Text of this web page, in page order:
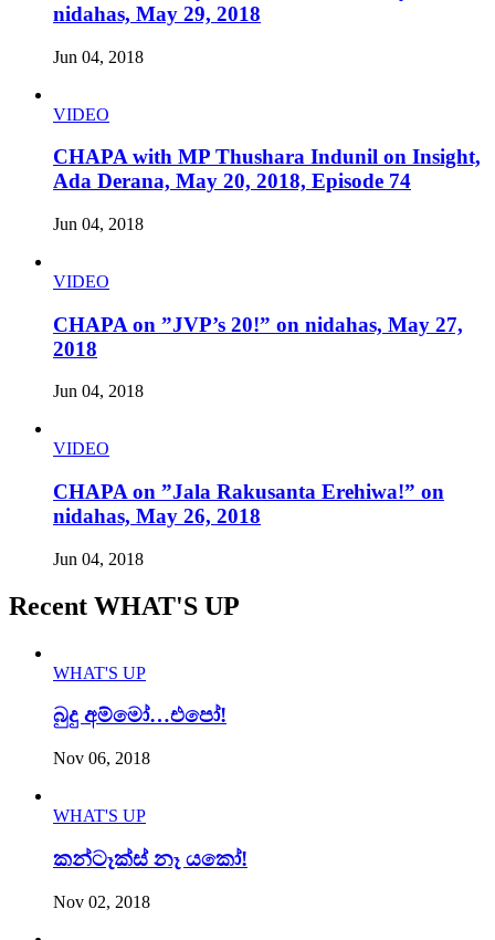
nidahas, May 29, 2018
Jun 04, 2018
VIDEO
CHAPA with MP Thushara Indunil on Insight,
Ada Derana, May 20, 2018, Episode 74
Jun 04, 2018
VIDEO
CHAPA on ”JVP’s 20!” on nidahas, May 27,
2018
Jun 04, 2018
VIDEO
CHAPA on ”Jala Rakusanta Erehiwa!” on
nidahas, May 26, 2018
Jun 04, 2018
Recent WHAT'S UP
WHAT'S UP
බුදු අම්මෝ…එපෝ!
Nov 06, 2018
WHAT'S UP
කන්ටෑක්ස් නෑ යකෝ!
Nov 02, 2018